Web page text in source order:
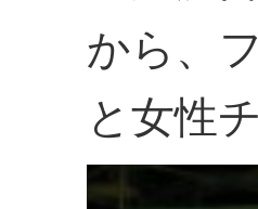
から、
と女性